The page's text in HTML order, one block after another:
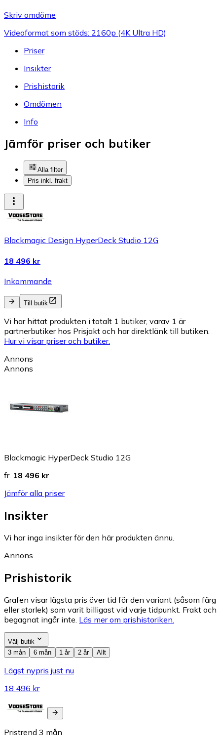
Skriv omdöme
Videoformat som stöds: 2160p (4K Ultra HD)
Priser
Insikter
Prishistorik
Omdömen
Info
Jämför priser och butiker
Alla filter
Pris inkl. frakt
Blackmagic Design HyperDeck Studio 12G
18 496 kr
Inkommande
Till butik
Vi har hittat produkten i totalt 1 butiker, varav 1 är
partnerbutiker hos Prisjakt och har direktlänk till butiken.
Hur vi visar priser och butiker.
Annons
Annons
Blackmagic HyperDeck Studio 12G
fr. 18 496 kr
Jämför alla priser
Insikter
Vi har inga insikter för den här produkten ännu.
Annons
Prishistorik
Grafen visar lägsta pris över tid för den variant (såsom färg
eller storlek) som varit billigast vid varje tidpunkt. Frakt och
begagnat ingår inte. Läs mer om prishistoriken.
Välj butik
3 mån
6 mån 1 år 2 år Allt
Lägst nypris just nu
18 496 kr
Pristrend 3 mån